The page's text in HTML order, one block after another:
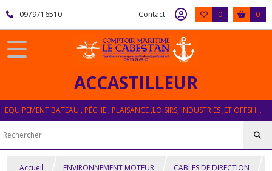
0979716510 Contact 0 0
ACCASTILLEUR
EQUIPEMENT BATEAU , PÊCHE , PLAISANCE ,LOISIRS, INDUSTRIES ,ET OFFSHORE
Accueil ENVIRONNEMENT MOTEUR CABLES DE DIRECTION